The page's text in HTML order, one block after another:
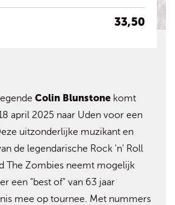
33,50
Colin Blunstone komt
april 2025 naar Uden voor een
uitzonderlijke muzikant en
de legendarische Rock 'n' Roll
The Zombies neemt mogelijk
een "best of" van 63 jaar
mee op tournee. Met nummers